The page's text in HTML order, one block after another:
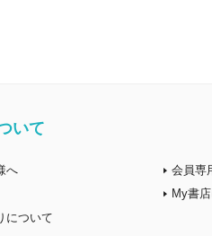
いて
へ
について
会員専
My書